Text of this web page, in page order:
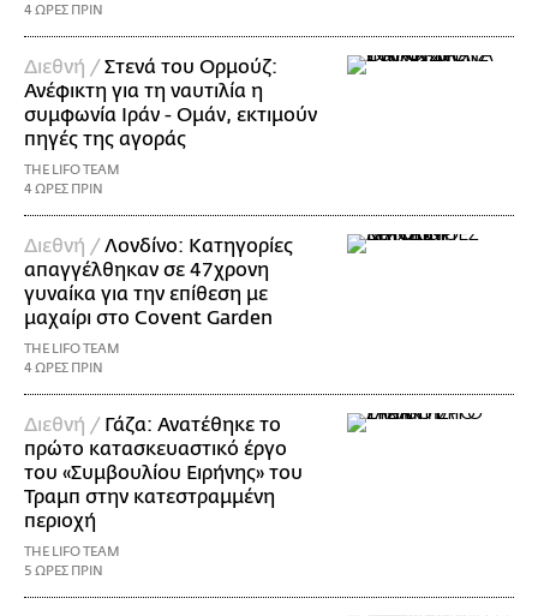
4 ΩΡΕΣ ΠΡΙΝ
Διεθνή /Στενά του Ορμούζ:
Ανέφικτη για τη ναυτιλία η
συμφωνία Ιράν - Ομάν, εκτιμούν
πηγές της αγοράς
THE LIFO TEAM
4 ΩΡΕΣ ΠΡΙΝ
Διεθνή /Λονδίνο: Κατηγορίες
απαγγέλθηκαν σε 47χρονη
γυναίκα για την επίθεση με
μαχαίρι στο Covent Garden
THE LIFO TEAM
4 ΩΡΕΣ ΠΡΙΝ
Διεθνή / Γάζα: Ανατέθηκε το
πρώτο κατασκευαστικό έργο
του «Συμβουλίου Ειρήνης» του
Τραμπ στην κατεστραμμένη
περιοχή
THE LIFO TEAM
5 ΩΡΕΣ ΠΡΙΝ